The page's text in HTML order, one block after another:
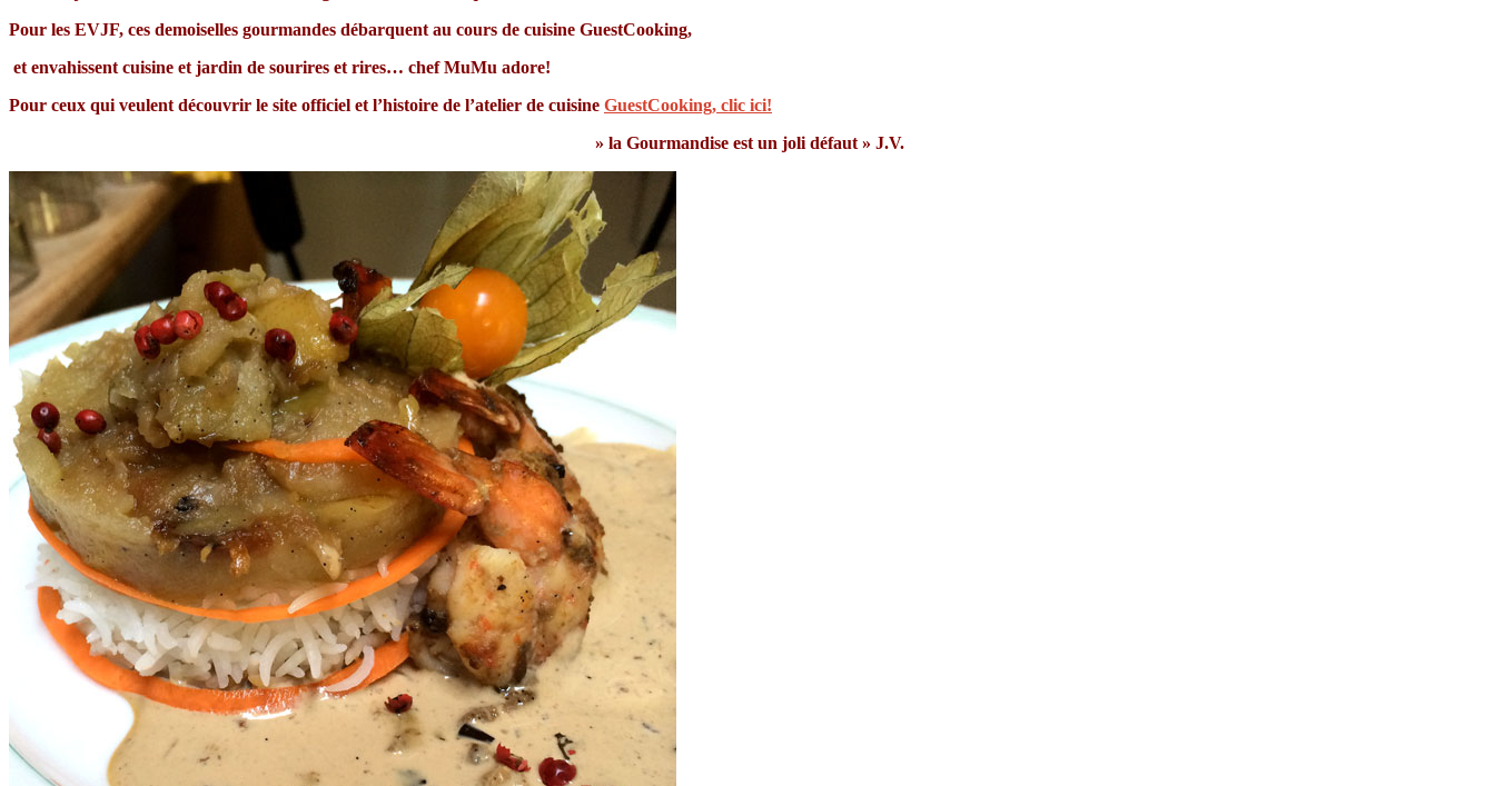
Pour les EVJF, ces demoiselles gourmandes débarquent au cours de cuisine GuestCooking,
et envahissent cuisine et jardin de sourires et rires… chef MuMu adore!
Pour ceux qui veulent découvrir le site officiel et l’histoire de l’atelier de cuisine GuestCooking, clic ici!
» la Gourmandise est un joli défaut » J.V.